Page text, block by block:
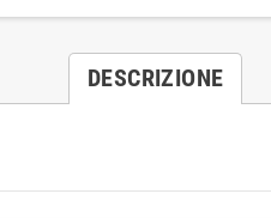
DESCRIZIONE